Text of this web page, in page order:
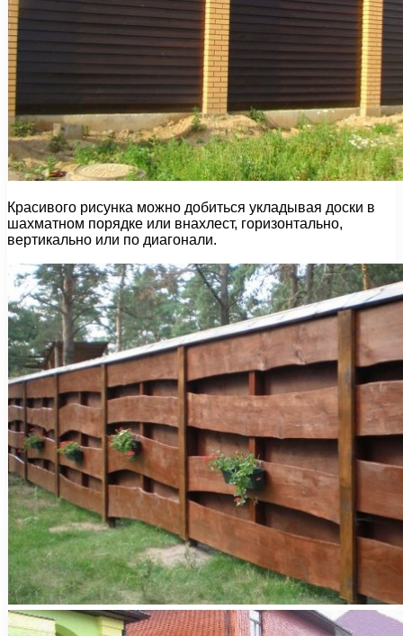
Красивого рисунка можно добиться укладывая доски в
шахматном порядке или внахлест, горизонтально,
вертикально или по диагонали.